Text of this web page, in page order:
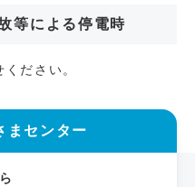
等による停電時
ださい。
まセンター